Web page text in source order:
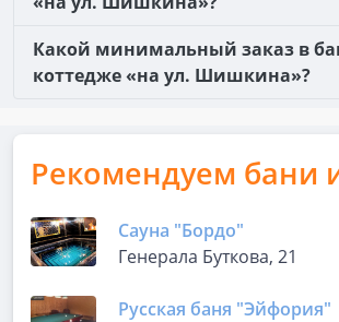
Какой минимальный заказ в
коттедже «на ул. Шишкина»?
Рекомендуем бани
Сауна "Бордо"
Генерала Буткова, 21
Русская баня "Эйфория"